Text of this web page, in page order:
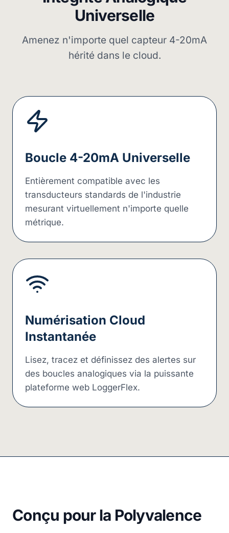
Universelle
Amenez n'importe quel capteur 4-20mA
hérité dans le cloud.
Boucle 4-20mA Universelle
Entièrement compatible avec les
transducteurs standards de l'industrie
mesurant virtuellement n'importe quelle
métrique.
Numérisation Cloud
Instantanée
Lisez, tracez et définissez des alertes sur
des boucles analogiques via la puissante
plateforme web LoggerFlex.
Conçu pour la Polyvalence